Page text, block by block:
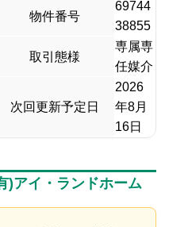
物件番号
69744
38855
取引態様
専属専
任媒介
次回更新予定日
2026
年8月
16日
)アイ・ランドホーム